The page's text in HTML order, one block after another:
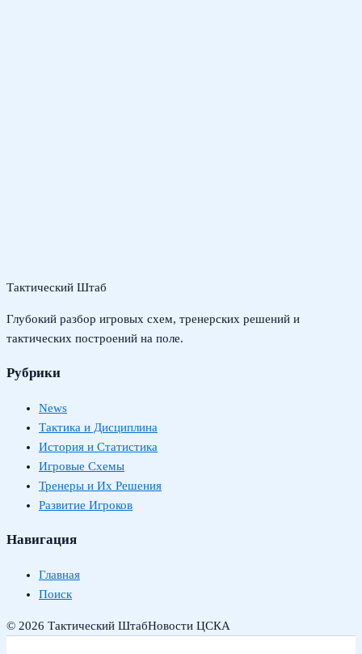
Тактический Штаб
Глубокий разбор игровых схем, тренерских решений и
тактических построений на поле.
Рубрики
News
Тактика и Дисциплина
История и Статистика
Игровые Схемы
Тренеры и Их Решения
Развитие Игроков
Навигация
Главная
Поиск
© 2026 Тактический ШтабНовости ЦСКА